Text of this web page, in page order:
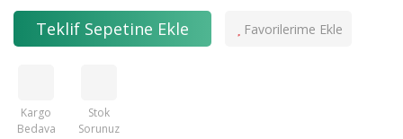
Teklif Sepetine Ekle
Kargo
Bedava
Stok
Sorunuz